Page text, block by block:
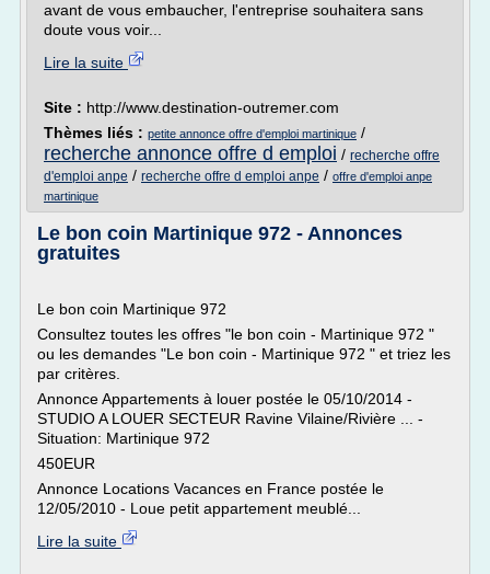
avant de vous embaucher, l'entreprise souhaitera sans
doute vous voir...
Lire la suite
Site : http://www.destination-outremer.com
Thèmes liés : petite annonce offre d'emploi martinique /
recherche annonce offre d emploi / recherche offre
d'emploi anpe / recherche offre d emploi anpe / offre d'emploi anpe
martinique
Le bon coin Martinique 972 - Annonces
gratuites
Le bon coin Martinique 972
Consultez toutes les offres "le bon coin - Martinique 972 "
ou les demandes "Le bon coin - Martinique 972 " et triez les
par critères.
Annonce Appartements à louer postée le 05/10/2014 -
STUDIO A LOUER SECTEUR Ravine Vilaine/Rivière ... -
Situation: Martinique 972
450EUR
Annonce Locations Vacances en France postée le
12/05/2010 - Loue petit appartement meublé...
Lire la suite